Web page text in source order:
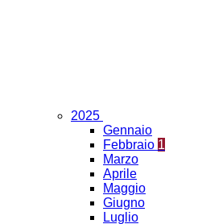
2025
Gennaio
Febbraio 1
Marzo
Aprile
Maggio
Giugno
Luglio